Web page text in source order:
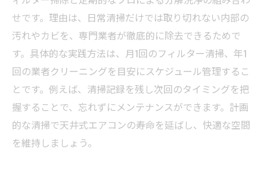
特徴
エアコンクリーニング費用を抑えるコツと
タイミング
天井埋め込み型の掃除料金が変動する要因
業者選びで失敗しないための基準
天井埋め込みエアコンクリーニング業者選
びの基準
エアコンクリーニング信頼できる業者の見
せです。理由は、日常清掃だけでは取り切れない内部の
汚れやカビを、専門業者が徹底的に除去できるためで
す。具体的な実践方法は、月1回のフィルター清掃、年1
回の業者クリーニングを目安にスケジュール管理するこ
とです。例えば、清掃記録を残し次回のタイミングを把
握することで、忘れずにメンテナンスができます。計画
的な清掃で天井式エアコンの寿命を延ばし、快適な空間
を維持しましょう。